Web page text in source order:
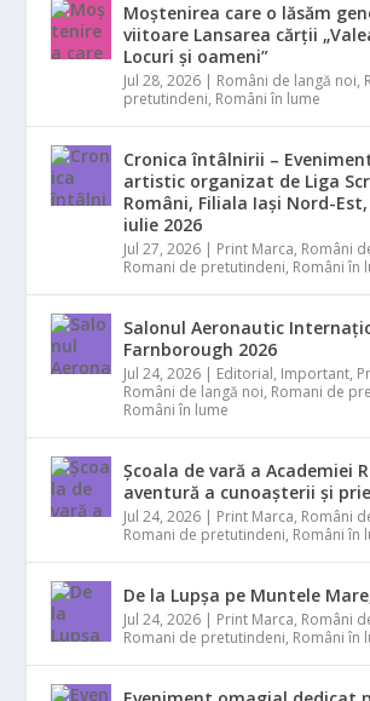
Moștenirea care o lăsăm
viitoare Lansarea cărții
Locuri și oameni”
Jul 28, 2026 | Români de langă noi,
pretutindeni, Români în lume
Cronica întâlnirii –
artistic organizat de Liga
Români, Filiala Iași Nord-
iulie 2026
Jul 27, 2026 | Print Marca, Români
Romani de pretutindeni, Români în
Salonul Aeronautic
Farnborough 2026
Jul 24, 2026 | Editorial, Important,
Români de langă noi, Romani de
Români în lume
Școala de vară a Academiei
aventură a cunoașterii și
Jul 24, 2026 | Print Marca, Români
Romani de pretutindeni, Români în
De la Lupșa pe Muntele
Jul 24, 2026 | Print Marca, Români
Romani de pretutindeni, Români în